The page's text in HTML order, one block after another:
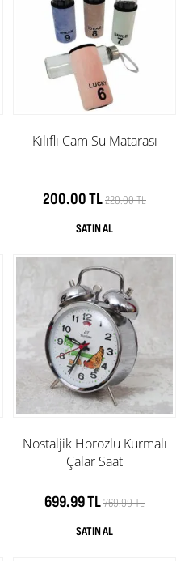
Kılıflı Cam Su Matarası
200.00 TL220.00 TL
Nostaljik Horozlu Kurmalı
Çalar Saat
699.99 TL769.99 TL